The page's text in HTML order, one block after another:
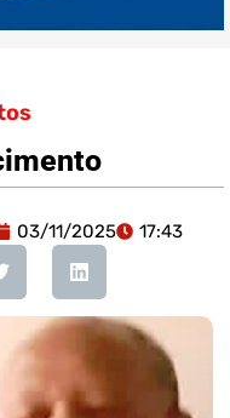
03/11/2025 17:43